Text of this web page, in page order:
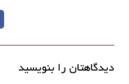
دیدگاهتان را بنویسید